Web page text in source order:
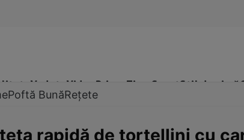
Vedete Video Prime Time SportStil de viață
Poftă BunăRețete
rapidă de tortellini cu